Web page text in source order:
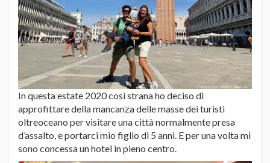
In questa estate 2020 così strana ho deciso di
approfittare della mancanza delle masse dei turisti
oltreoceano per visitare una città normalmente presa
d’assalto, e portarci mio figlio di 5 anni. E per una volta mi
sono concessa un hotel in pieno centro.